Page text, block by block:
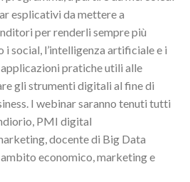
esplicativi da mettere a
per renderli sempre più
i social, l’intelligenza artificiale e i
pratiche utili alle
gli strumenti digitali al fine di
I webinar saranno tenuti tutti
PMI digital
docente di Big Data
economico, marketing e